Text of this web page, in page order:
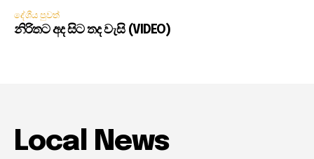
දේශීය පුවත්
නිරිතට අද සිට තද වැසි (VIDEO)
Local News